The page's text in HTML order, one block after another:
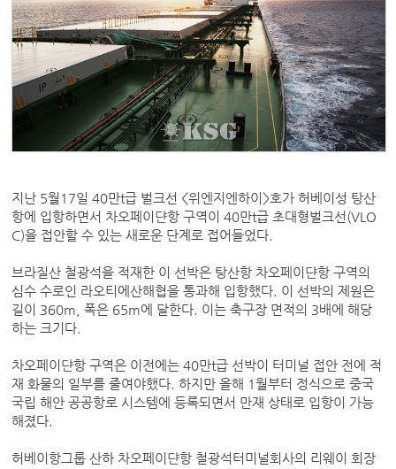
지난 5월17일 40만t급 벌크선 <위엔지엔하이>호가 허베이성 탕산
항에 입항하면서 차오페이댠항 구역이 40만t급 초대형벌크선(VLO
C)을 접안할 수 있는 새로운 단계로 접어들었다.
브라질산 철광석을 적재한 이 선박은 탕산항 차오페이댠항 구역의
심수 수로인 라오티에산해협을 통과해 입항했다. 이 선박의 제원은
길이 360m, 폭은 65m에 달한다. 이는 축구장 면적의 3배에 해당
하는 크기다.
차오페이댠항 구역은 이전에는 40만t급 선박이 터미널 접안 전에 적
재 화물의 일부를 줄여야했다. 하지만 올해 1월부터 정식으로 중국
국립 해안 공공항로 시스템에 등록되면서 만재 상태로 입항이 가능
해졌다.
허베이항그룹 산하 차오페이댠항 철광석터미널회사의 리웨이 회장